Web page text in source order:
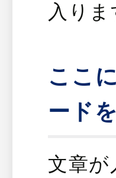
入り
ここ
ード
文章